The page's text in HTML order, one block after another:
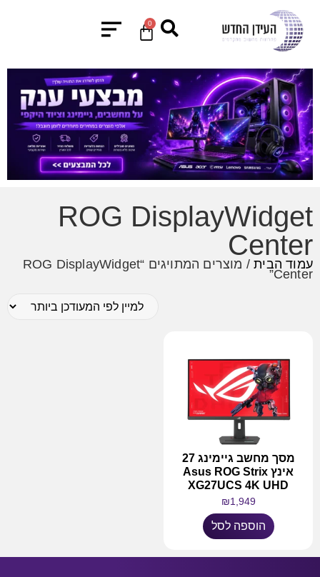
0
ROG DisplayWidget
Center
עמוד הבית / מוצרים המתויגים “ROG DisplayWidget
Center”
מסך מחשב גיימינג 27
אינץ Asus ROG Strix
XG27UCS 4K UHD
₪1,949
הוספה לסל